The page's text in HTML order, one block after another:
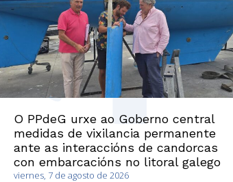
O PPdeG urxe ao Goberno central
medidas de vixilancia permanente
ante as interaccións de candorcas
con embarcacións no litoral galego
viernes, 7 de agosto de 2026